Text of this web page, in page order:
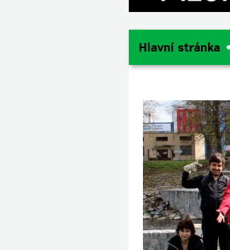
Hlavní stránka